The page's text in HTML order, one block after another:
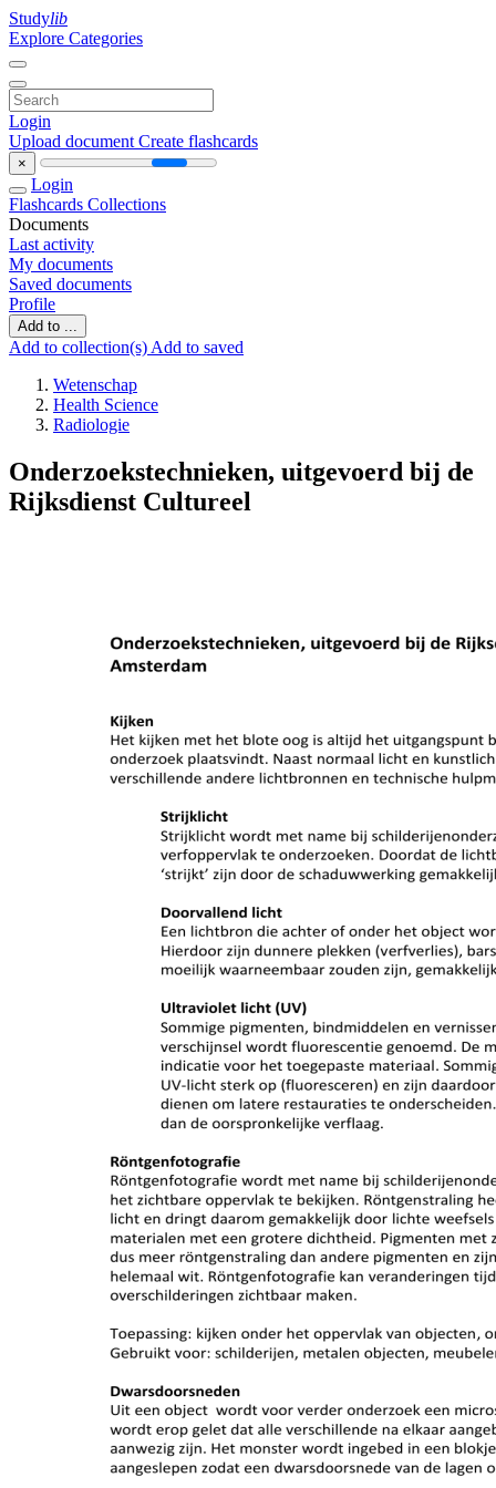
Studylib
Explore Categories
Login
Upload document Create flashcards
×
Login
Flashcards Collections
Documents
Last activity
My documents
Saved documents
Profile
Add to ...
Add to collection(s) Add to saved
Wetenschap
Health Science
Radiologie
Onderzoekstechnieken, uitgevoerd bij de
Rijksdienst Cultureel